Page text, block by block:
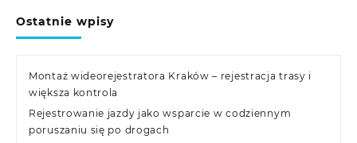
Ostatnie wpisy
Montaż wideorejestratora Kraków – rejestracja trasy i
większa kontrola
Rejestrowanie jazdy jako wsparcie w codziennym
poruszaniu się po drogach